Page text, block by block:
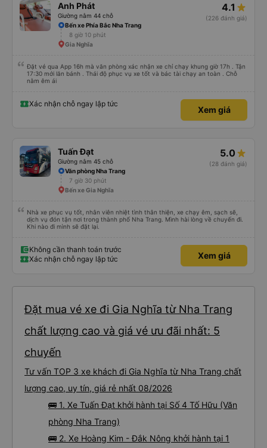
Anh Phát
Giường nằm 44 chỗ
4.1
(226 đánh giá)
Bến xe Phía Bắc Nha Trang
8 giờ 10 phút
Gia Nghĩa
Đặt vé qua App 16h mà văn phòng xác nhận xe chỉ chạy khung giờ 17h . Tận
17:30 mới lăn bánh . Thái độ phục vụ xe tốt và bác tài chạy an toàn . Chỗ
nằm êm ái
Xác nhận chỗ ngay lập tức
Xem giá
Tuấn Đạt
Giường nằm 45 chỗ
5.0
(28 đánh giá)
Văn phòng Nha Trang
7 giờ 30 phút
Bến xe Gia Nghĩa
Nhà xe phục vụ tốt, nhân viên nhiệt tình thân thiện, xe chạy êm, sạch sẽ,
dịch vụ đón tận nơi trong thành phố Nha Trang. Mình hài lòng về chuyến đi.
Khi nào đi mình sẽ đặt lại.
Không cần thanh toán trước
Xác nhận chỗ ngay lập tức
Xem giá
Đặt mua vé xe đi Gia Nghĩa từ Nha Trang
chất lượng cao và giá vé ưu đãi nhất: 5
chuyến
Tư vấn TOP 3 xe khách đi Gia Nghĩa từ Nha Trang chất
lượng cao, uy tín, giá rẻ nhất 08/2026
🚌 1. Xe Tuấn Đạt khởi hành tại Số 4 Tố Hữu (Văn
phòng Nha Trang)
🚌 2. Xe Hoàng Kim - Đắk Nông khởi hành tại 1